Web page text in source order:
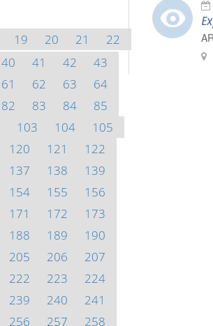
19 20 21
22
40 41 42
43
61 62 63
64
82 83 84
85
103 104
105
120 121
122
137 138
139
154 155
156
171 172
173
188 189
190
205 206
207
222 223
224
239 240
241
256 257 258